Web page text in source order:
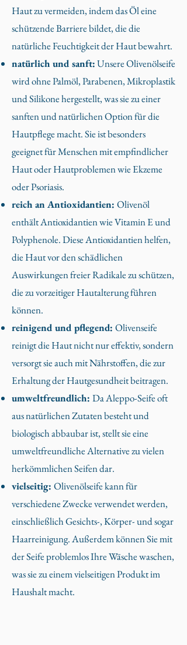
Haut zu vermeiden, indem das Öl eine
schützende Barriere bildet, die die
natürliche Feuchtigkeit der Haut bewahrt.
natürlich und sanft:Unsere Olivenölseife
wird ohne Palmöl, Parabenen, Mikroplastik
und Silikone hergestellt, was sie zu einer
sanften und natürlichen Option für die
Hautpflege macht. Sie ist besonders
geeignet für Menschen mit empfindlicher
Haut oder Hautproblemen wie Ekzeme
oder Psoriasis.
reich an Antioxidantien: Olivenöl
enthält Antioxidantien wie Vitamin E und
Polyphenole. Diese Antioxidantien helfen,
die Haut vor den schädlichen
Auswirkungen freier Radikale zu schützen,
die zu vorzeitiger Hautalterung führen
können.
reinigend und pflegend: Olivenseife
reinigt die Haut nicht nur effektiv, sondern
versorgt sie auch mit Nährstoffen, die zur
Erhaltung der Hautgesundheit beitragen.
umweltfreundlich: Da Aleppo-Seife oft
aus natürlichen Zutaten besteht und
biologisch abbaubar ist, stellt sie eine
umweltfreundliche Alternative zu vielen
herkömmlichen Seifen dar.
vielseitig: Olivenölseife kann für
verschiedene Zwecke verwendet werden,
einschließlich Gesichts-, Körper- und sogar
Haarreinigung. Außerdem können Sie mit
der Seife problemlos Ihre Wäsche waschen,
was sie zu einem vielseitigen Produkt im
Haushalt macht.